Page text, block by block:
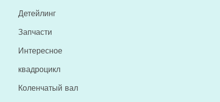
Детейлинг
Запчасти
Интересное
квадроцикл
Коленчатый вал